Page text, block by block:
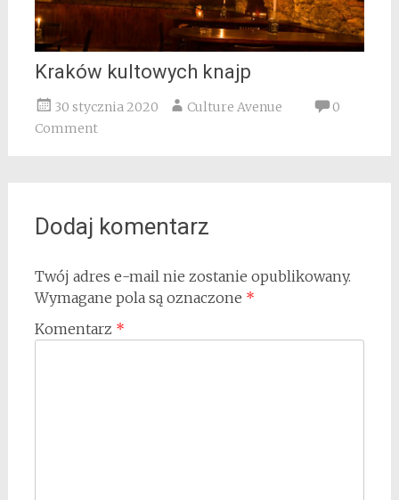
Kraków kultowych knajp
30 stycznia 2020 Culture Avenue
0
Comment
Dodaj komentarz
Twój adres e-mail nie zostanie opublikowany.
Wymagane pola są oznaczone *
Komentarz *